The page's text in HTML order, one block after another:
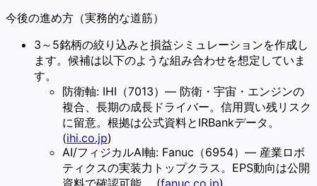
今後の進め方（実務的な道筋）
3～5銘柄の絞り込みと損益シミュレーションを作成し
ます。候補は以下のような組み合わせを想定していま
す。
防衛軸: IHI（7013）— 防衛・宇宙・エンジンの
複合、長期の成長ドライバー。信用買い残リスク
に留意。根拠は公式資料とIRBankデータ。
(ihi.co.jp)
AI/フィジカルAI軸: Fanuc（6954）— 産業ロボ
ティクスの実装力トップクラス。EPS動向は公開
資料で確認可能。 (fanuc.co.jp)